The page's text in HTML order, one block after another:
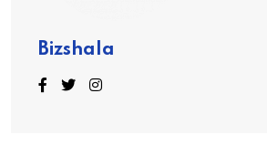
Bizshala